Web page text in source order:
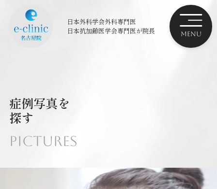
日本外科学会外科専門医
日本抗加齢医学会専門医が院長
症例写真を
探す
Pictures